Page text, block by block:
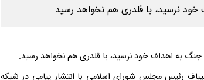
به اهداف خود نرسید، با قلدری هم نخواهد رسید.
رئیس مجلس شورای اسلامی با انتشار پیامی در شبکه